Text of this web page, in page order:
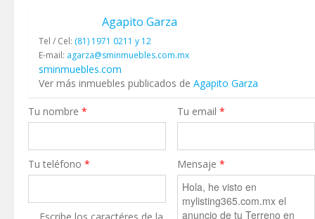
Agapito Garza
Tel / Cel: (81) 1971 0211 y 12
E-mail: agarza@sminmuebles.com.mx
sminmuebles.com
Ver más inmuebles publicados de Agapito Garza
Tu nombre * Tu email*
Tu teléfono * Mensaje*